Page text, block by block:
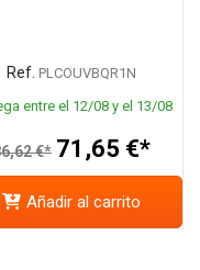
Ref. PLCOUVBQR1N
entre el 12/08 y el 13/08
€* 71,65 €*
Añadir al carrito